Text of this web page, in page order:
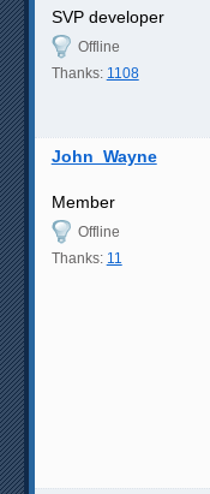
SVP developer
Offline
Thanks: 1108
John_Wayne
Member
Offline
Thanks: 11